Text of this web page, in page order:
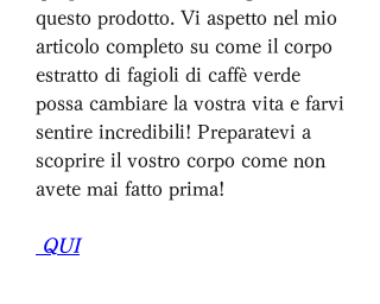
questo prodotto. Vi aspetto nel mio
articolo completo su come il corpo
estratto di fagioli di caffè verde
possa cambiare la vostra vita e farvi
sentire incredibili! Preparatevi a
scoprire il vostro corpo come non
avete mai fatto prima!
QUI